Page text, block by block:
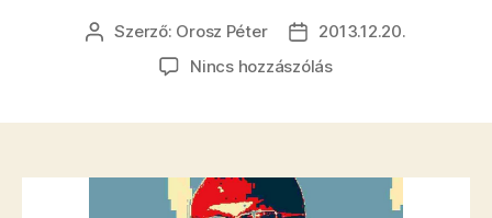
Bejegyzés
Szerző: Orosz Péter
Bejegyzés
dátuma
2013.12.20.
Nincs hozzászólása(z)